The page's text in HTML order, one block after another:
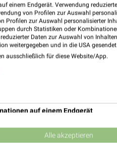
dieser Filiale
6 Tagen
Müller
Gültig von 01. Jul.
📅
einem Endgerät. Verwendung
von Profilen zur Auswahl
Profilen zur Auswahl personalisierter
durch Statistiken oder
Daten zur Auswahl von
weitergegeben und in die USA
ausschließlich für diese Website/App.
auf einem Endgerät
von Werbeanzeigen
Alle akzeptieren